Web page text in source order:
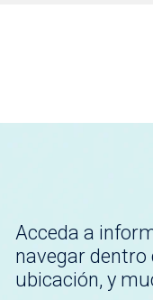
Acceda a
navegar dentro
ubicación, y